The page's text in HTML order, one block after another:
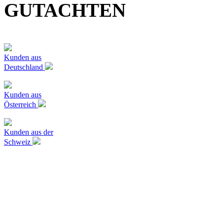
GUTACHTEN
Kunden aus
Deutschland
Kunden aus
Österreich
Kunden aus der
Schweiz